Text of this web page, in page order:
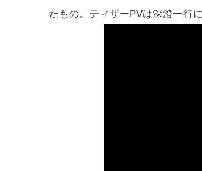
たもの。ティザーPVは深澄一行